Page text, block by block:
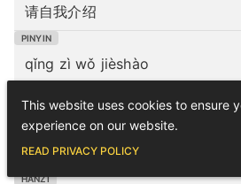
请自我介绍
qǐng zì wǒ jièshào
Pourquoi pensez-vous être un
ce poste ?
This website uses cookies to ensure
experience on our website.
READ PRIVACY POLICY